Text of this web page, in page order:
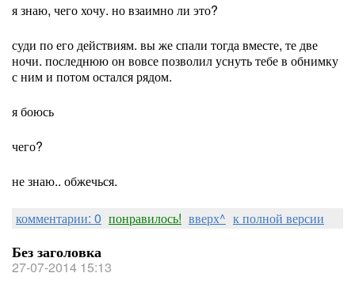
я знаю, чего хочу. но взаимно ли это?
суди по его действиям. вы же спали тогда вместе, те две
ночи. последнюю он вовсе позволил уснуть тебе в обнимку
с ним и потом остался рядом.
я боюсь
чего?
не знаю.. обжечься.
комментарии: 0 понравилось! вверх^ к полной версии
Без заголовка
27-07-2014 15:13